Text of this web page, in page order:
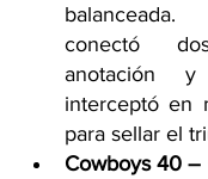
conectó
anotación
interceptó en
para sellar el
Cowboys 40 –